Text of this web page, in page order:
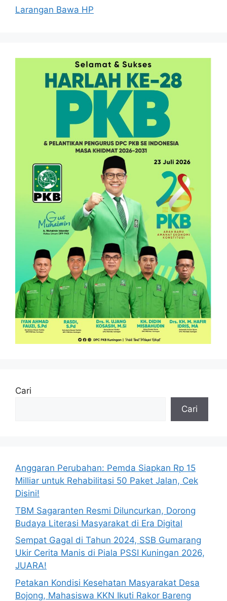
Larangan Bawa HP
Cari
Cari
Anggaran Perubahan: Pemda Siapkan Rp 15
Milliar untuk Rehabilitasi 50 Paket Jalan, Cek
Disini!
TBM Sagaranten Resmi Diluncurkan, Dorong
Budaya Literasi Masyarakat di Era Digital
Sempat Gagal di Tahun 2024, SSB Gumarang
Ukir Cerita Manis di Piala PSSI Kuningan 2026,
JUARA!
Petakan Kondisi Kesehatan Masyarakat Desa
Bojong, Mahasiswa KKN Ikuti Rakor Bareng